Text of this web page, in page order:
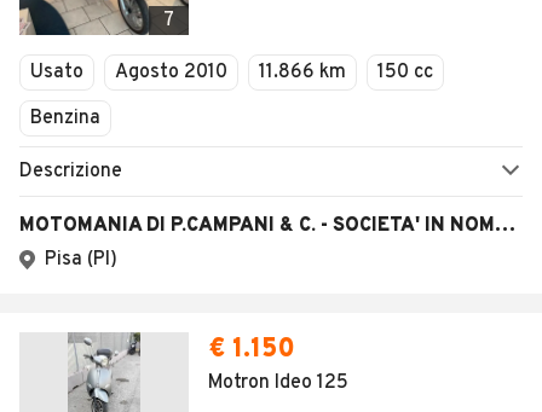
7
Usato Agosto 2010 11.866 km
150 cc
Benzina
Descrizione
MOTOMANIA DI P.CAMPANI & C. - SOCIETA' IN NOME COLLETTIVO
Pisa (PI)
€ 1.150
Motron Ideo 125